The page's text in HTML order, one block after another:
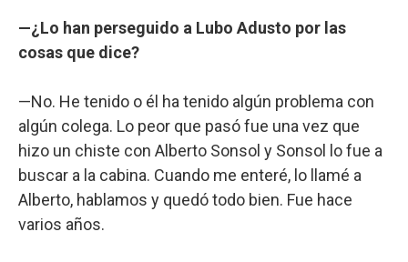
—¿Lo han perseguido a Lubo Adusto por las
cosas que dice?
—No. He tenido o él ha tenido algún problema con
algún colega. Lo peor que pasó fue una vez que
hizo un chiste con Alberto Sonsol y Sonsol lo fue a
buscar a la cabina. Cuando me enteré, lo llamé a
Alberto, hablamos y quedó todo bien. Fue hace
varios años.